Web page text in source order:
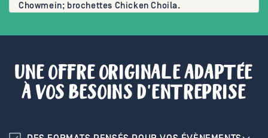
Chowmein; brochettes Chicken Choila.
UNE OFFRE ORIGINALE ADAPTÉE
À VOS BESOINS D'ENTREPRISE